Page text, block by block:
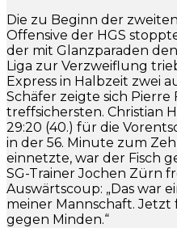
Die zu Beginn der
Offensive der HGS
der mit Glanzparaden
Liga zur Verzweiflung
Express in Halbzeit zwei
Schäfer zeigte sich Pierre
treffsichersten. Christian
29:20 (40.) für die
in der 56. Minute zum
einnetzte, war der Fisch
SG-Trainer Jochen Zürn
Auswärtscoup: „Das war
meiner Mannschaft.
gegen Minden.“